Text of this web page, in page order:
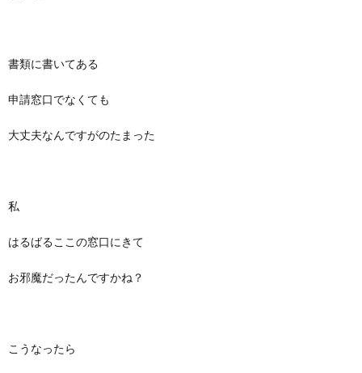
書類に書いてある
申請窓口でなくても
大丈夫なんですがのたまった
私
はるばるここの窓口にきて
お邪魔だったんですかね？
こうなったら